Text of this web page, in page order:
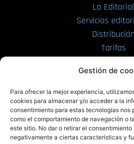
Gestión de
Para ofrecer la mejor experiencia,
cookies para almacenar y/o acceder a la
consentimiento para estas tecnologías nos
como el comportamiento de navegación o
este sitio. No dar o retirar el
negativamente a ciertas características y
La Editorial
Servicios
Distribución
Tarifas
PRL | Films
PRL | Play